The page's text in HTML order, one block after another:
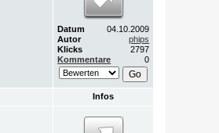
Datum
04.10.2009
Autor
phips
Klicks
2797
Kommentare
0
Infos